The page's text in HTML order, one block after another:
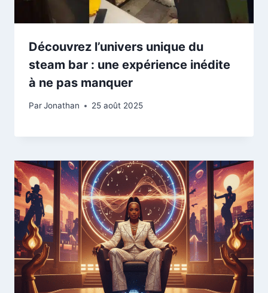
Découvrez l’univers unique du
steam bar : une expérience inédite
à ne pas manquer
ParJonathan 25 août 2025